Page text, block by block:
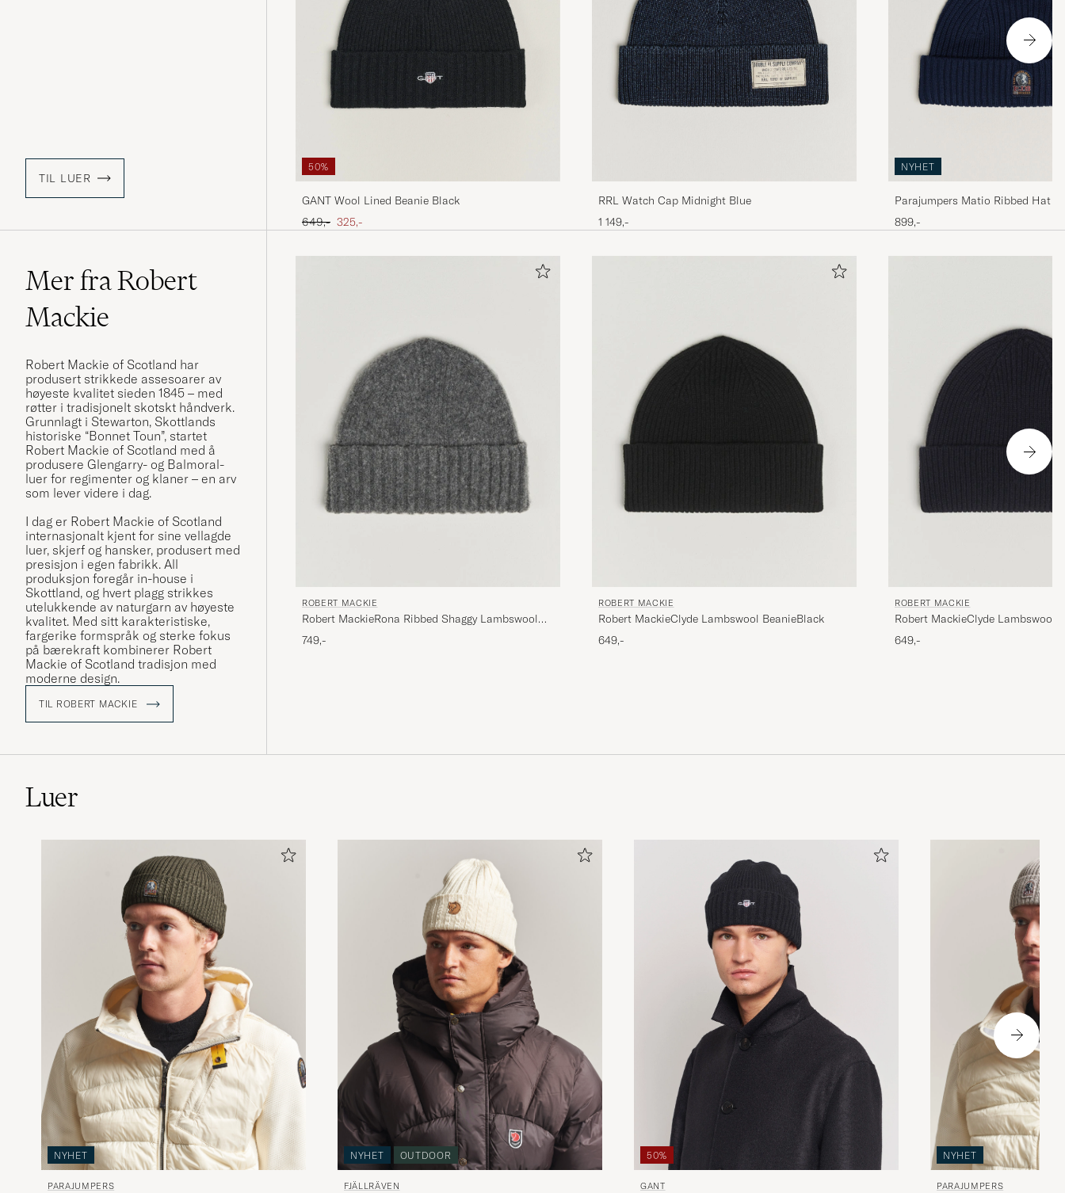
TIL LUER
50%
GANT Wool Lined Beanie Black
Ordinær pris
649,- Nedsatt pris
325,-
RRL Watch Cap Midnight Blue
1 149,-
NYHET
Parajumpers Matio Ribbed Hat
899,-
Mer fra Robert
Mackie
Robert Mackie of Scotland har
produsert strikkede assesoarer av
høyeste kvalitet sieden 1845 – med
røtter i tradisjonelt skotskt håndverk.
Grunnlagt i Stewarton, Skottlands
historiske “Bonnet Toun”, startet
Robert Mackie of Scotland med å
produsere Glengarry- og Balmoral-
luer for regimenter og klaner – en arv
som lever videre i dag.
I dag er Robert Mackie of Scotland
internasjonalt kjent for sine vellagde
luer, skjerf og hansker, produsert med
presisjon i egen fabrikk. All
produksjon foregår in-house i
Skottland, og hvert plagg strikkes
utelukkende av naturgarn av høyeste
kvalitet. Med sitt karakteristiske,
fargerike formspråk og sterke fokus
på bærekraft kombinerer Robert
Mackie of Scotland tradisjon med
moderne design.
TIL ROBERT MACKIE
ROBERT MACKIE
Robert MackieRona Ribbed Shaggy Lambswool
BeanieDark Grey
749,-
ROBERT MACKIE
Robert MackieClyde Lambswool BeanieBlack
649,-
ROBERT MACKIE
Robert MackieClyde Lambswool
649,-
Luer
NYHET
PARAJUMPERS
NYHET OUTDOOR
FJÄLLRÄVEN
50%
GANT
NYHET
PARAJUMPERS